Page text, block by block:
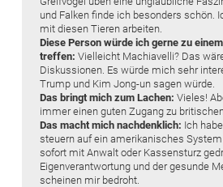
und Falken finde ich besonders schön.
mit diesen Tieren arbeiten.
Diese Person würde ich gerne zu
treffen: Vielleicht ­Machiavelli? Das
Diskussionen. Es würde mich sehr
Trump und Kim Jong-un sagen würde.
Das bringt mich zum Lachen: Vieles!
immer einen guten ­Zugang zu
Das macht mich nachdenklich: Ich
steuern auf ein amerikanisches
sofort mit Anwalt oder Kassensturz
Eigenverantwortung und der gesunde
scheinen mir bedroht.